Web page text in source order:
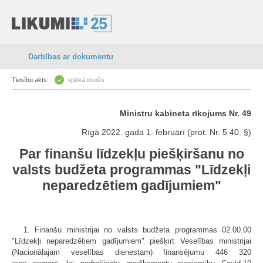
Darbības ar dokumentu
Tiesību akts: spēkā esošs
Ministru kabineta rīkojums Nr. 49
Rīgā 2022. gada 1. februārī (prot. Nr. 5 40. §)
Par finanšu līdzekļu piešķiršanu no
valsts budžeta programmas "Līdzekļi
neparedzētiem gadījumiem"
1. Finanšu ministrijai no valsts budžeta programmas 02.00.00
"Līdzekļi neparedzētiem gadījumiem" piešķirt Veselības ministrijai
(Nacionālajam veselības dienestam) finansējumu 446 320